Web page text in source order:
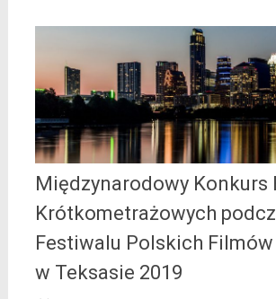
Międzynarodowy Konkurs
Krótkometrażowych
Festiwalu Polskich
w Teksasie 2019